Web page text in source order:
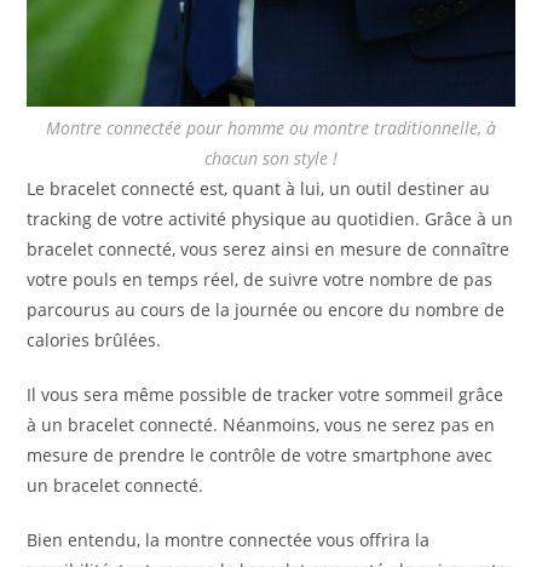
Montre connectée pour homme ou montre traditionnelle, à
chacun son style !
Le bracelet connecté est, quant à lui, un outil destiner au
tracking de votre activité physique au quotidien. Grâce à un
bracelet connecté, vous serez ainsi en mesure de connaître
votre pouls en temps réel, de suivre votre nombre de pas
parcourus au cours de la journée ou encore du nombre de
calories brûlées.
Il vous sera même possible de tracker votre sommeil grâce
à un bracelet connecté. Néanmoins, vous ne serez pas en
mesure de prendre le contrôle de votre smartphone avec
un bracelet connecté.
Bien entendu, la montre connectée vous offrira la